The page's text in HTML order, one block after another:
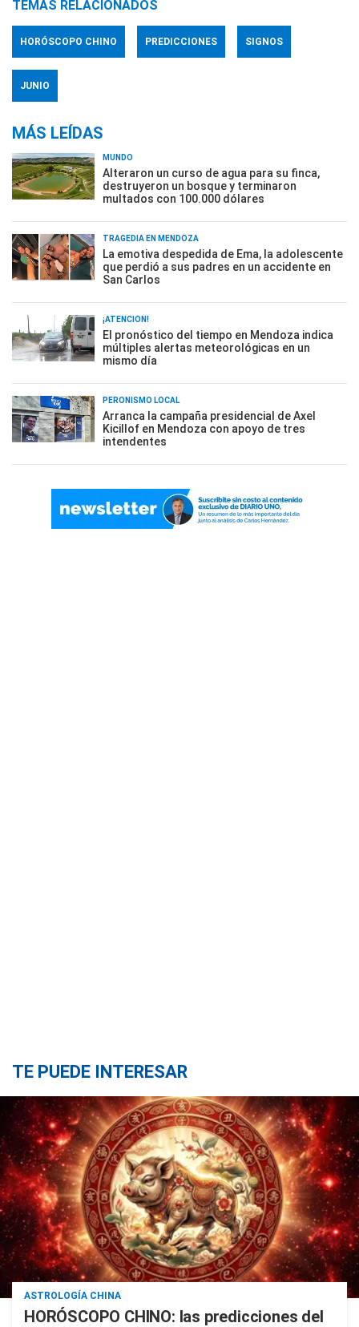
TEMAS RELACIONADOS
HORÓSCOPO CHINO PREDICCIONES SIGNOS
JUNIO
MÁS LEÍDAS
MUNDO
Alteraron un curso de agua para su finca,
destruyeron un bosque y terminaron
multados con 100.000 dólares
TRAGEDIA EN MENDOZA
La emotiva despedida de Ema, la adolescente
que perdió a sus padres en un accidente en
San Carlos
¡ATENCIÓN!
El pronóstico del tiempo en Mendoza indica
múltiples alertas meteorológicas en un
mismo día
PERONISMO LOCAL
Arranca la campaña presidencial de Axel
Kicillof en Mendoza con apoyo de tres
intendentes
TE PUEDE INTERESAR
ASTROLOGÍA CHINA
HORÓSCOPO CHINO: las predicciones del